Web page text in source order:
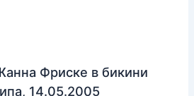
Фриске в бикини
14.05.2005